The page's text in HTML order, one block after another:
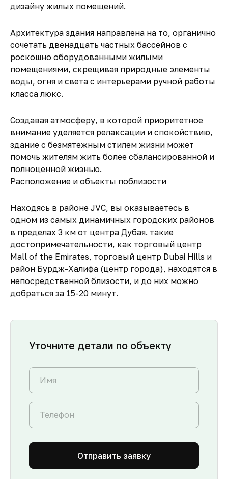
дизайну жилых помещений.
Архитектура здания направлена на то, органично
сочетать двенадцать частных бассейнов с
роскошно оборудованными жилыми
помещениями, скрещивая природные элементы
воды, огня и света с интерьерами ручной работы
класса люкс.
Создавая атмосферу, в которой приоритетное
внимание уделяется релаксации и спокойствию,
здание с безмятежным стилем жизни может
помочь жителям жить более сбалансированной и
полноценной жизнью.
Расположение и объекты поблизости
Находясь в районе JVC, вы оказываетесь в
одном из самых динамичных городских районов
в пределах 3 км от центра Дубая. такие
достопримечательности, как торговый центр
Mall of the Emirates, торговый центр Dubai Hills и
район Бурдж-Халифа (центр города), находятся в
непосредственной близости, и до них можно
добраться за 15-20 минут.
Уточните детали по объекту
Отправить заявку